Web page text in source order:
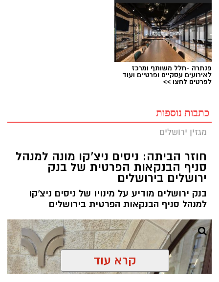
פנתרה -חלל משותף ומרכז
לאירועים עסקיים ופרטיים ועוד
לפרטים לחצו >>
כתבות נוספות
מגזין ירושלים
חוזר הביתה: ניסים ניצ'קו מונה למנהל
סניף הבנקאות הפרטית של בנק
ירושלים בירושלים
בנק ירושלים מודיע על מינויו של ניסים ניצ'קו
למנהל סניף הבנקאות הפרטית בירושלים
קרא עוד